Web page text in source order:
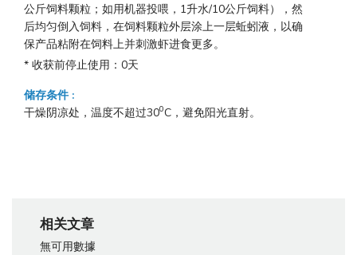
公斤饲料颗粒；如用机器投喂，1升水/10公斤饲料），然
后均匀倒入饲料，在饲料颗粒外层涂上一层蚯蚓液，以确
保产品粘附在饲料上并刺激虾进食更多。
* 收获前停止使用：0天
储存条件 :
干燥阴凉处，温度不超过300C，避免阳光直射。
相关文章
無可用數據